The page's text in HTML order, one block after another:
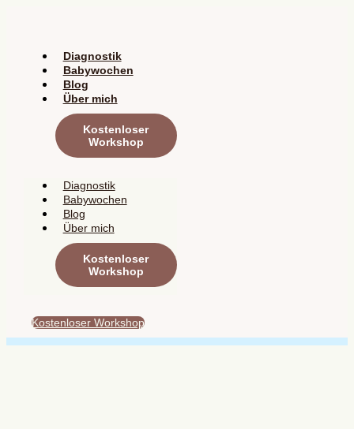
Diagnostik
Babywochen
Blog
Über mich
Kostenloser
Workshop
Diagnostik
Babywochen
Blog
Über mich
Kostenloser
Workshop
Kostenloser Workshop